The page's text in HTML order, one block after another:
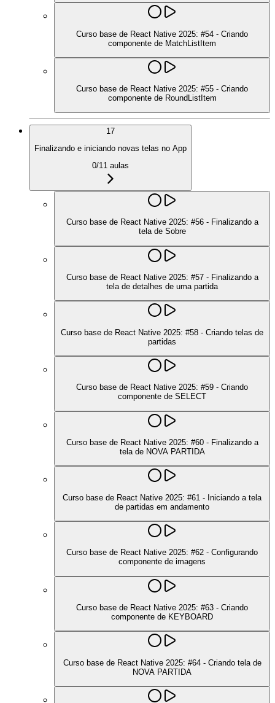
Curso base de React Native 2025: #54 - Criando
componente de MatchListItem
Curso base de React Native 2025: #55 - Criando
componente de RoundListItem
17
Finalizando e iniciando novas telas no App
0/11 aulas
Curso base de React Native 2025: #56 - Finalizando a
tela de Sobre
Curso base de React Native 2025: #57 - Finalizando a
tela de detalhes de uma partida
Curso base de React Native 2025: #58 - Criando telas de
partidas
Curso base de React Native 2025: #59 - Criando
componente de SELECT
Curso base de React Native 2025: #60 - Finalizando a
tela de NOVA PARTIDA
Curso base de React Native 2025: #61 - Iniciando a tela
de partidas em andamento
Curso base de React Native 2025: #62 - Configurando
componente de imagens
Curso base de React Native 2025: #63 - Criando
componente de KEYBOARD
Curso base de React Native 2025: #64 - Criando tela de
NOVA PARTIDA